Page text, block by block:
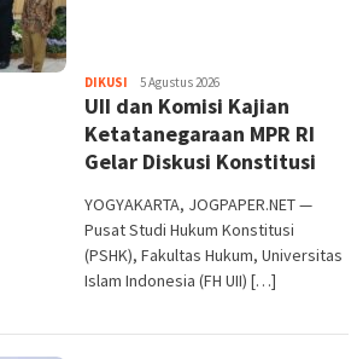
DIKUSI Heri
Purwata
5 Agustus 2026
UII dan Komisi Kajian
Ketatanegaraan MPR RI
Gelar Diskusi Konstitusi
YOGYAKARTA, JOGPAPER.NET —
Pusat Studi Hukum Konstitusi
(PSHK), Fakultas Hukum, Universitas
Islam Indonesia (FH UII) […]